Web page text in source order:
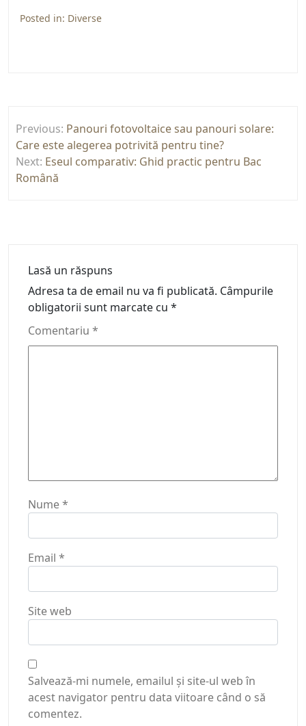
Posted in: Diverse
în
articole
Previous: Panouri fotovoltaice sau panouri solare:
Care este alegerea potrivită pentru tine?
Next: Eseul comparativ: Ghid practic pentru Bac
Română
Lasă un răspuns
Adresa ta de email nu va fi publicată. Câmpurile
obligatorii sunt marcate cu *
Comentariu *
Nume*
Email *
Site web
Salvează-mi numele, emailul și site-ul web în
acest navigator pentru data viitoare când o să
comentez.